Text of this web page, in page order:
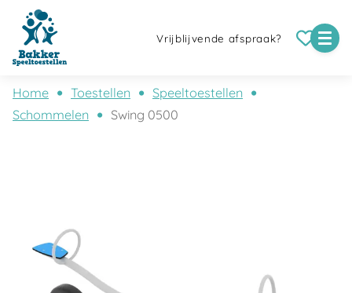
Vrijblijvende afspraak?
Home Toestellen
Speeltoestellen
Schommelen
Swing 0500